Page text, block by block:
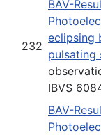
232
BAV-
eclipsing
pulsating
IBVS
BAV-